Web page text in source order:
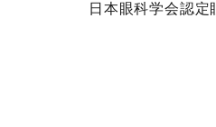
日本眼科学会認定